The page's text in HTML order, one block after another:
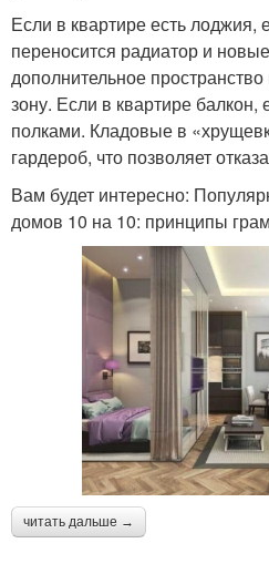
Если в квартире есть лоджия,
переносится радиатор и
дополнительное
зону. Если в квартире балкон,
полками. Кладовые в
гардероб, что позволяет
Вам будет интересно:
домов 10 на 10: принципы
читать дальше →